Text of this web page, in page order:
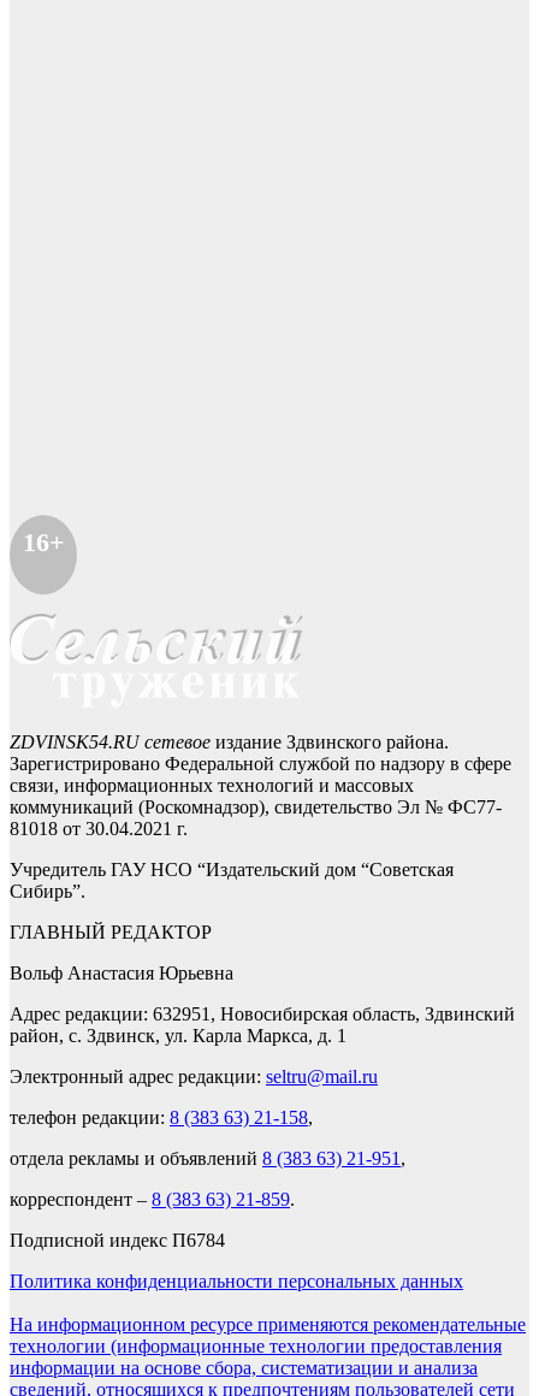
16+
ZDVINSK54.RU сетевое издание Здвинского района.
Зарегистрировано Федеральной службой по надзору в сфере
связи, информационных технологий и массовых
коммуникаций (Роскомнадзор), свидетельство Эл № ФС77-
81018 от 30.04.2021 г.
Учредитель ГАУ НСО “Издательский дом “Советская
Сибирь”.
ГЛАВНЫЙ РЕДАКТОР
Вольф Анастасия Юрьевна
Адрес редакции: 632951, Новосибирская область, Здвинский
район, с. Здвинск, ул. Карла Маркса, д. 1
Электронный адрес редакции: seltru@mail.ru
телефон редакции: 8 (383 63) 21-158,
отдела рекламы и объявлений 8 (383 63) 21-951 ,
корреспондент – 8 (383 63) 21-859.
Подписной индекс П6784
Политика конфиденциальности персональных данных
На информационном ресурсе применяются рекомендательные
технологии (информационные технологии предоставления
информации на основе сбора, систематизации и анализа
сведений, относящихся к предпочтениям пользователей сети